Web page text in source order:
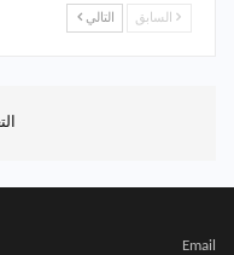
السابق التالي
Email